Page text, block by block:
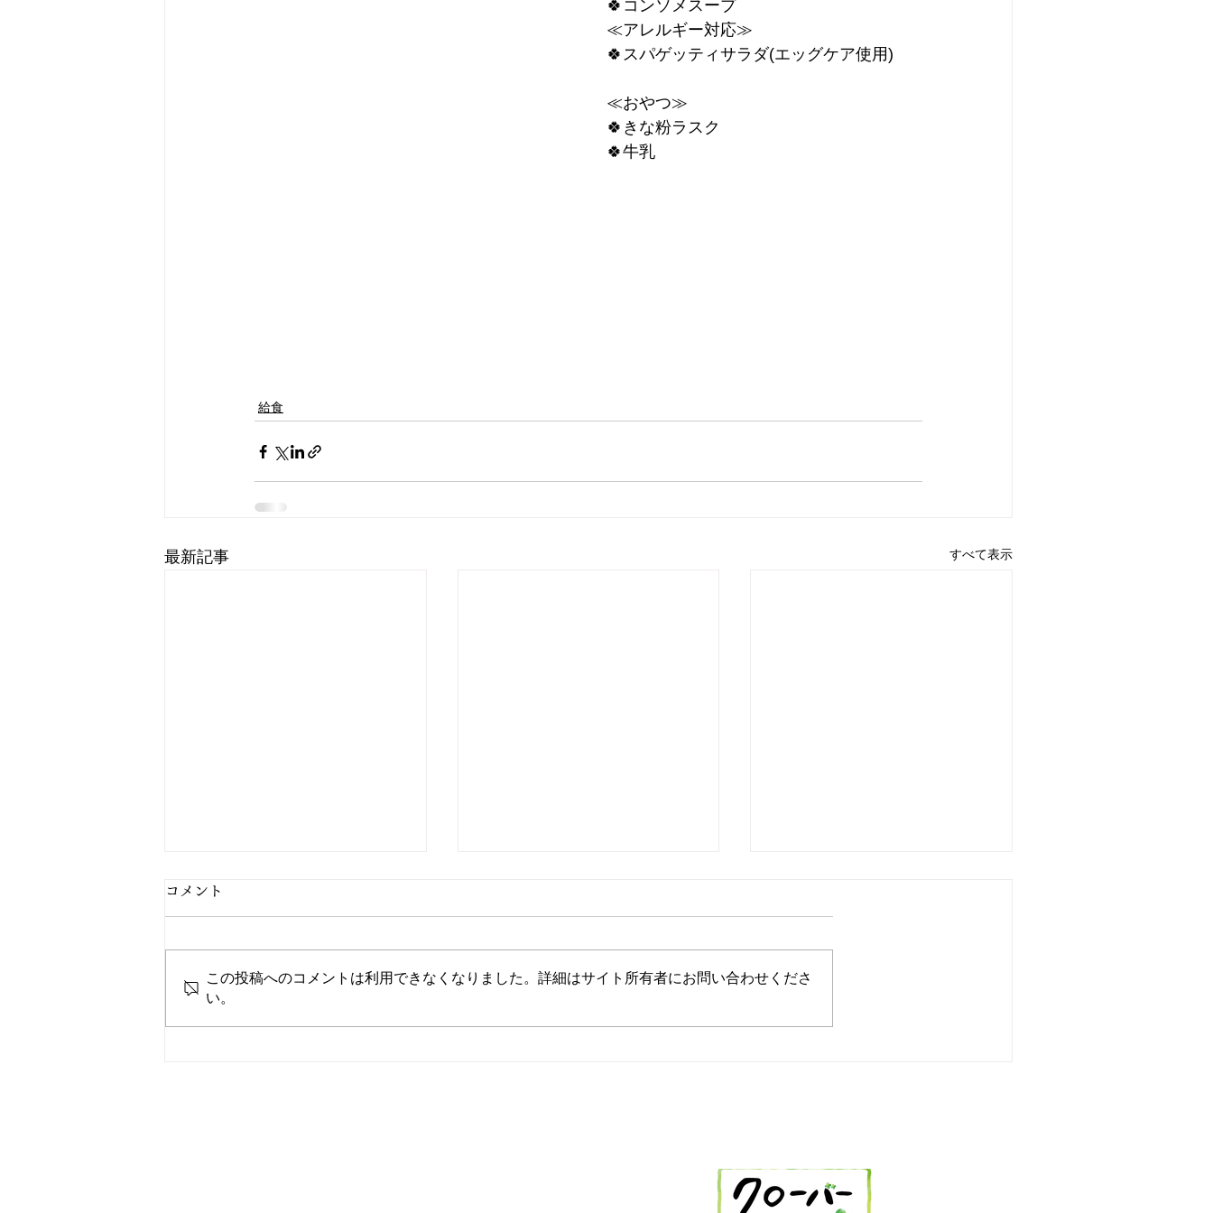
🍀コンソメスープ
≪アレルギー対応≫
🍀スパゲッティサラダ(エッグケア使用)
≪おやつ≫
🍀きな粉ラスク
🍀牛乳
給食
最新記事 すべて表示
2/27 今日の献立 2/26 今日の献立 2/25 今日の献立
コメント
この投稿へのコメントは利用できなくなりました。詳細はサイト所有者にお問い合わせくださ
い。